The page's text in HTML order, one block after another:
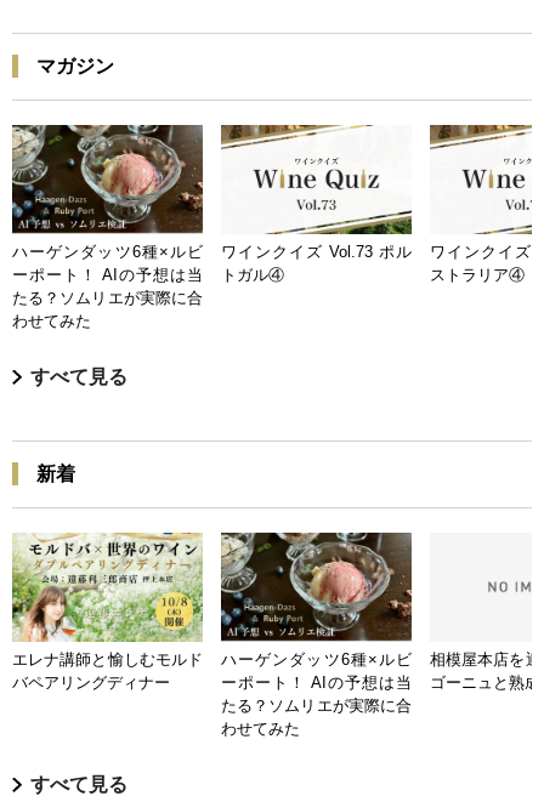
マガジン
ハーゲンダッツ6種×ルビ
ーポート！ AIの予想は当
たる？ソムリエが実際に合
わせてみた
ワインクイズ Vol.73 ポル
トガル④
ワインクイズ
ストラリア④
すべて見る
新着
エレナ講師と愉しむモルド
バペアリングディナー
ハーゲンダッツ6種×ルビ
ーポート！ AIの予想は当
たる？ソムリエが実際に合
わせてみた
相模屋本店を
ゴーニュと熟
すべて見る